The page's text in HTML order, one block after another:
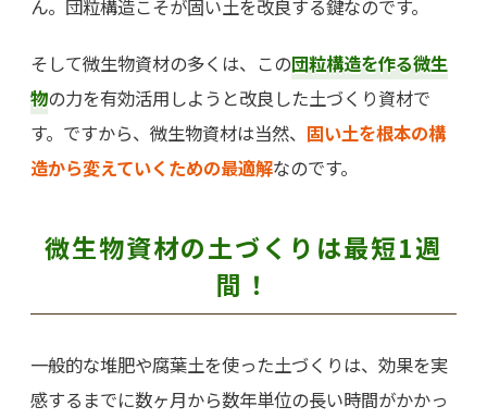
ん。団粒構造こそが固い土を改良する鍵なのです。
そして微生物資材の多くは、この団粒構造を作る微生
物の力を有効活用しようと改良した土づくり資材で
す。ですから、微生物資材は当然、 固い土を根本の構
造から変えていくための最適解なのです。
微生物資材の土づくりは最短1週
間！
一般的な堆肥や腐葉土を使った土づくりは、効果を実
感するまでに数ヶ月から数年単位の長い時間がかかっ